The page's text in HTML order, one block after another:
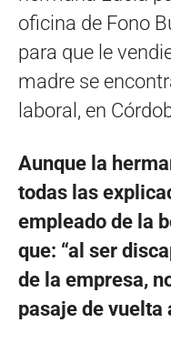
oficina de Fono
para que le
madre se
laboral, en
Aunque la
todas las
empleado de la
que: “al ser
de la empresa,
pasaje de vuelta